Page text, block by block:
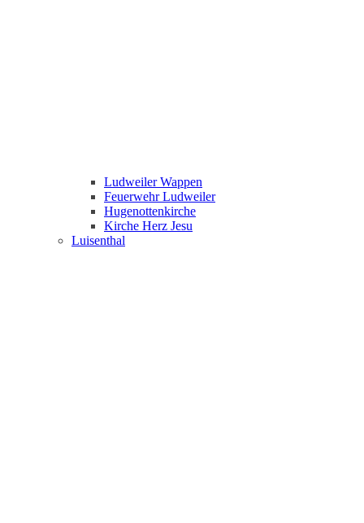
Ludweiler Wappen
Feuerwehr Ludweiler
Hugenottenkirche
Kirche Herz Jesu
Luisenthal